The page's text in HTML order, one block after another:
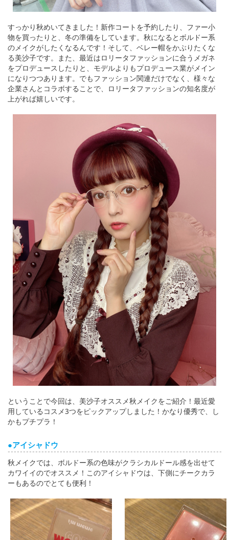
すっかり秋めいてきました！新作コートを予約したり、ファー小
物を買ったりと、冬の準備をしています。秋になるとボルドー系
のメイクがしたくなるんです！そして、ベレー帽をかぶりたくな
る美沙子です。また、最近はロリータファッションに合うメガネ
をプロデュースしたりと、モデルよりもプロデュース業がメイン
になりつつあります。でもファッション関連だけでなく、様々な
企業さんとコラボすることで、ロリータファッションの知名度が
上がれば嬉しいです。
ということで今回は、美沙子オススメ秋メイクをご紹介！最近愛
用しているコスメ3つをピックアップしました！かなり優秀で、し
かもプチプラ！
●アイシャドウ
秋メイクでは、ボルドー系の色味がクラシカルドール感を出せて
カワイイのでオススメ！このアイシャドウは、下側にチークカラ
ーもあるのでとても便利！